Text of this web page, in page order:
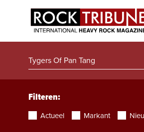
Filteren:
Actueel Markant